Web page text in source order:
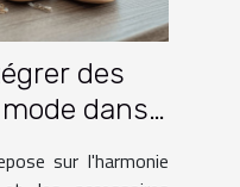
des
dans
sur l'harmonie